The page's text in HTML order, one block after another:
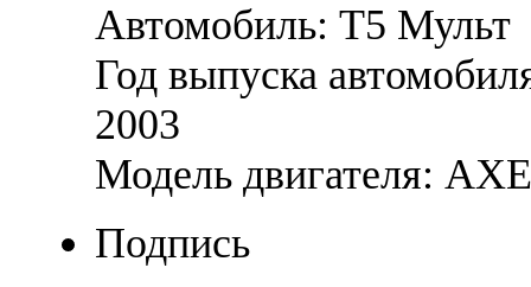
Автомобиль: Т5 Мульт
Год выпуска
2003
Модель двигателя: АХЕ
Подпись